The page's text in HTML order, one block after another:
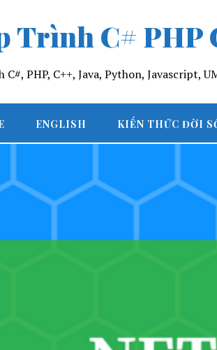
Trình C# PHP
C#, PHP, C++, Java, Python, Javascript,
ENGLISH KIẾN THỨC ĐỜI